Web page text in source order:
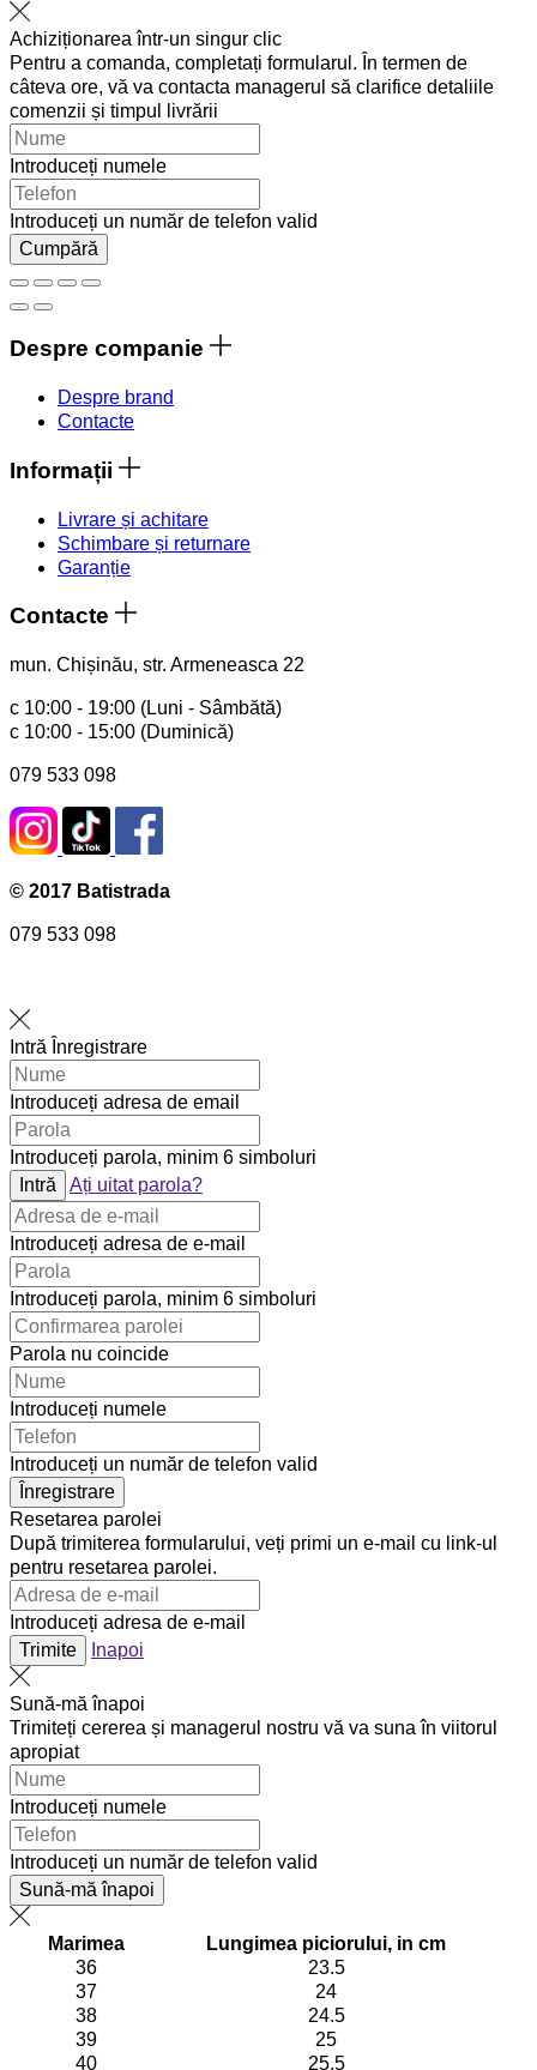
Achiziționarea într-un singur clic
Pentru a comanda, completați formularul. În termen de
câteva ore, vă va contacta managerul să clarifice detaliile
comenzii și timpul livrării
Introduceți numele
Introduceți un număr de telefon valid
Cumpără
Despre companie
Despre brand
Contacte
Informații
Livrare și achitare
Schimbare și returnare
Garanție
Contacte
mun. Chișinău, str. Armeneasca 22
с 10:00 - 19:00 (Luni - Sâmbătă)
с 10:00 - 15:00 (Duminică)
079 533 098
© 2017 Batistrada
079 533 098
Intră Înregistrare
Introduceți adresa de email
Introduceți parola, minim 6 simboluri
Intră
Ați uitat parola?
Introduceți adresa de e-mail
Introduceți parola, minim 6 simboluri
Parola nu coincide
Introduceți numele
Introduceți un număr de telefon valid
Înregistrare
Resetarea parolei
După trimiterea formularului, veți primi un e-mail cu link-ul
pentru resetarea parolei.
Introduceți adresa de e-mail
Trimite
Inapoi
Sună-mă înapoi
Trimiteți cererea și managerul nostru vă va suna în viitorul
apropiat
Introduceți numele
Introduceți un număr de telefon valid
Sună-mă înapoi
Marimea
Lungimea piciorului, in cm
36
23.5
37
24
38
24.5
39
25
40
25.5